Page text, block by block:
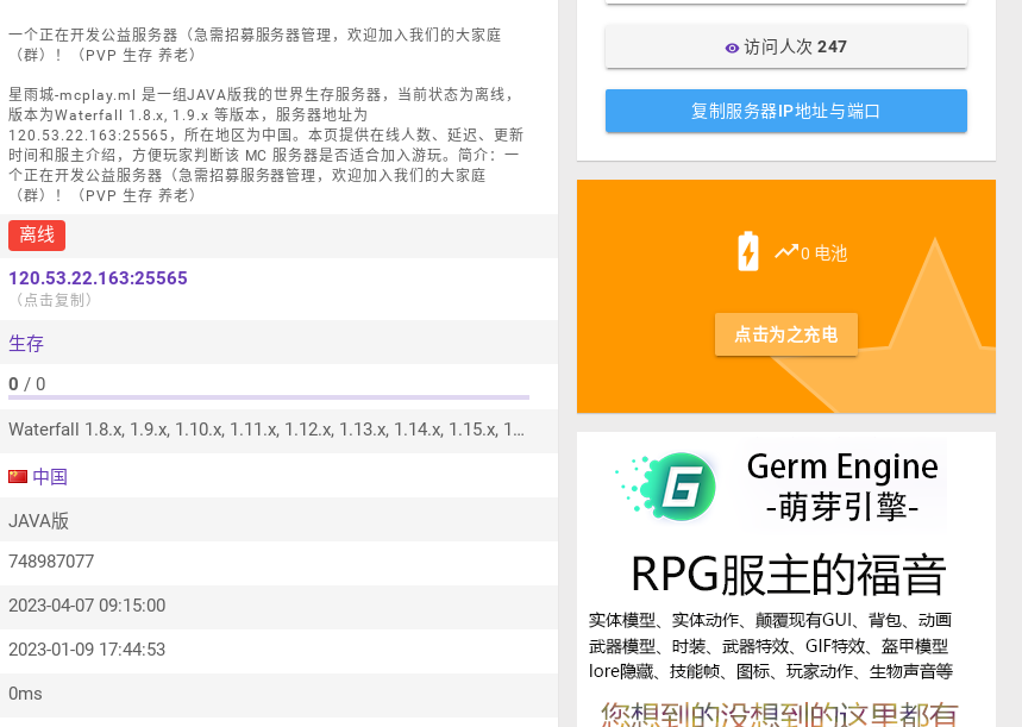
一个正在开发公益服务器（急需招募服务器管理，欢迎加入我们的大家庭
（群）！（PVP 生存 养老）
星雨城-mcplay.ml 是一组JAVA版我的世界生存服务器，当前状态为离线，
版本为Waterfall 1.8.x, 1.9.x 等版本，服务器地址为
120.53.22.163:25565，所在地区为中国。本页提供在线人数、延迟、更新
时间和服主介绍，方便玩家判断该 MC 服务器是否适合加入游玩。简介：一
个正在开发公益服务器（急需招募服务器管理，欢迎加入我们的大家庭
（群）！（PVP 生存 养老）
离线
120.53.22.163:25565
（点击复制）
生存
0 / 0
Waterfall 1.8.x, 1.9.x, 1.10.x, 1.11.x, 1.12.x, 1.13.x, 1.14.x, 1.15.x, 1.16.x, 1.17.x, 1.18.x, 1.19.x
中国
JAVA版
748987077
2023-04-07 09:15:00
2023-01-09 17:44:53
0ms
visibility访问人次247
复制服务器IP地址与端口
battery_charging_full trending_up0 电池
点击为之充电